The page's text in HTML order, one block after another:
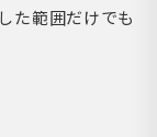
た範囲だけでも